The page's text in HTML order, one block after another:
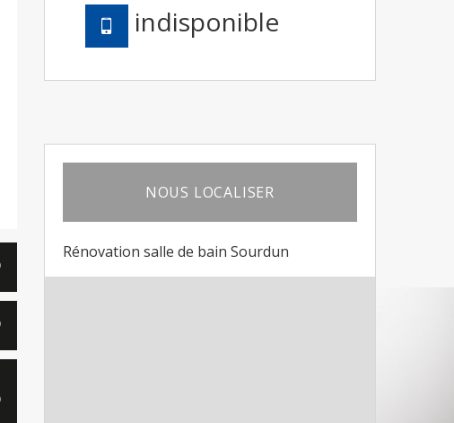
indisponible
NOUS LOCALISER
Rénovation salle de bain Sourdun